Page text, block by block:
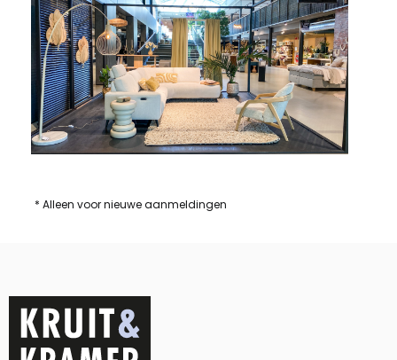
* Alleen voor nieuwe aanmeldingen